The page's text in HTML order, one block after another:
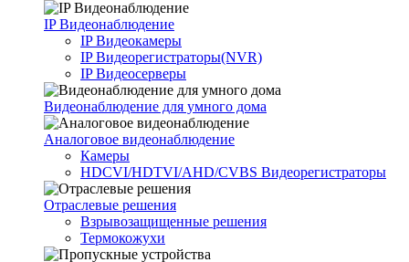
IP Видеонаблюдение
IP Видеокамеры
IP Видеорегистраторы(NVR)
IP Видеосерверы
Видеонаблюдение для умного дома
Аналоговое видеонаблюдение
Камеры
HDCVI/HDTVI/AHD/CVBS Видеорегистраторы
Отраслевые решения
Взрывозащищенные решения
Термокожухи